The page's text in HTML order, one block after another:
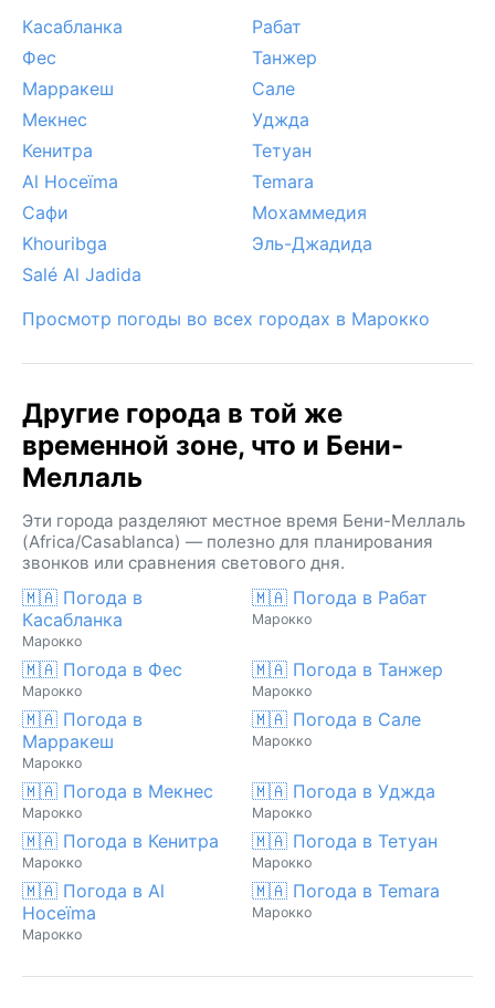
Касабланка
Рабат
Фес
Танжер
Марракеш
Сале
Мекнес
Уджда
Кенитра
Тетуан
Al Hoceïma
Temara
Сафи
Мохаммедия
Khouribga
Эль-Джадида
Salé Al Jadida
Просмотр погоды во всех городах в Марокко
Другие города в той же
временной зоне, что и Бени-
Меллаль
Эти города разделяют местное время Бени-Меллаль
(Africa/Casablanca) — полезно для планирования
звонков или сравнения светового дня.
🇲🇦 Погода в
Касабланка
Марокко
🇲🇦 Погода в Рабат
Марокко
🇲🇦 Погода в Фес
Марокко
🇲🇦 Погода в Танжер
Марокко
🇲🇦 Погода в
Марракеш
Марокко
🇲🇦 Погода в Сале
Марокко
🇲🇦 Погода в Мекнес
Марокко
🇲🇦 Погода в Уджда
Марокко
🇲🇦 Погода в Кенитра
Марокко
🇲🇦 Погода в Тетуан
Марокко
🇲🇦 Погода в Al
Hoceïma
Марокко
🇲🇦 Погода в Temara
Марокко